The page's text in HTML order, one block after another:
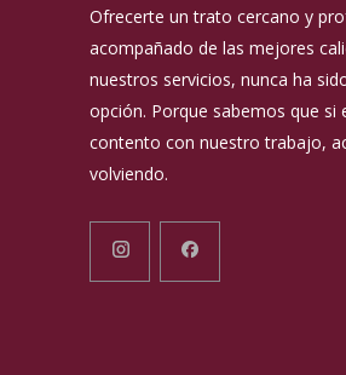
Ofrecerte un trato cercano y
acompañado de las mejores
nuestros servicios, nunca ha
opción. Porque sabemos que si
contento con nuestro trabajo,
volviendo.